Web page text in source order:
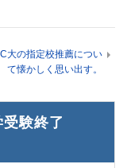
大の指定校推薦につい
て懐かしく思い出す。
受験終了